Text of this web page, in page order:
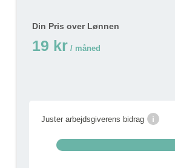
Din Pris over Lønnen
19 kr / måned
Juster arbejdsgiverens bidrag i